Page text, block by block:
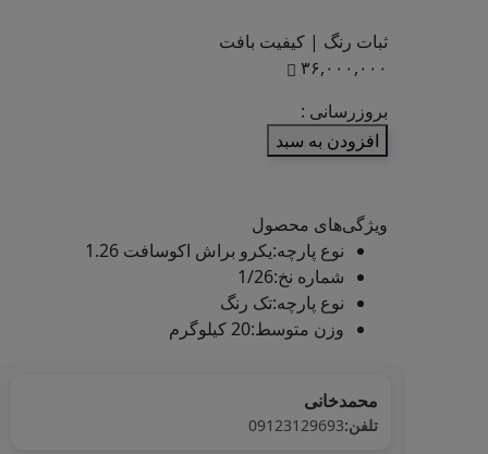
ثبات رنگ | کیفیت بافت
۳۶,۰۰۰,۰۰۰
بروزرسانی :
افزودن به سبد
ویژگی‌های محصول
نوع پارچه:یکرو براش اکوسافت 1.26
شماره نخ:
1/26
نوع پارچه:تک رنگ
وزن متوسط:20 کیلوگرم
محمدخانی
تلفن:09123129693